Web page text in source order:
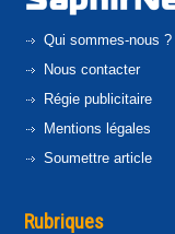
Qui sommes-nous ?
Nous contacter
Régie publicitaire
Mentions légales
Soumettre article
Rubriques